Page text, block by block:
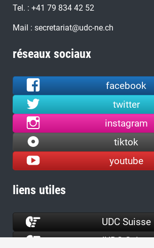
Tel. : +41 79 834 42 52
Mail : secretariat@udc-ne.ch
réseaux sociaux
facebook
twitter
instagram
tiktok
youtube
liens utiles
UDC Suisse
JUDC Suisse